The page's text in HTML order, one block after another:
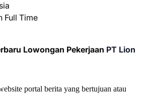
Full Time
Lowongan Pekerjaan PT Lion
portal berita yang bertujuan atau